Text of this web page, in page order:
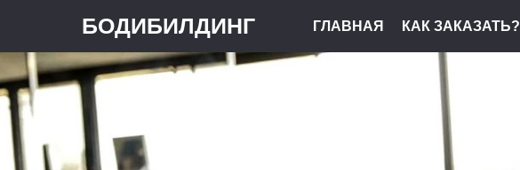
БОДИБИЛДИНГ ГЛАВНАЯ КАК ЗАКАЗАТЬ?